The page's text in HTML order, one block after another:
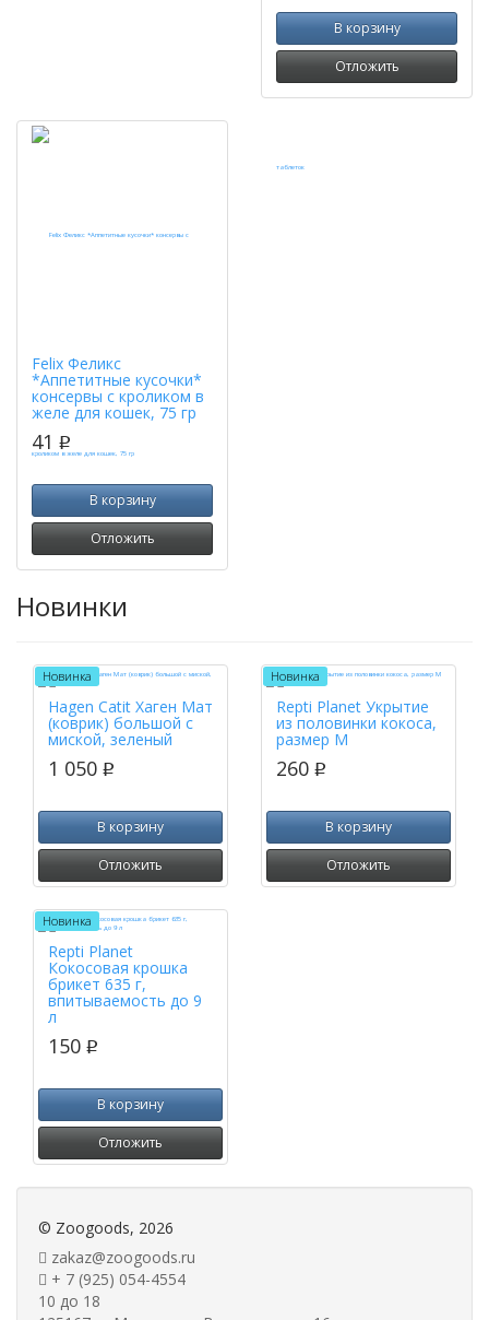
В корзину
Отложить
Felix Феликс
*Аппетитные кусочки*
консервы с кроликом в
желе для кошек, 75 гр
41 p
В корзину
Отложить
Новинки
Новинка
Hagen Catit Хаген Мат
(коврик) большой с
миской, зеленый
1 050 p
В корзину
Отложить
Новинка
Repti Planet Укрытие
из половинки кокоса,
размер M
260 p
В корзину
Отложить
Новинка
Repti Planet
Кокосовая крошка
брикет 635 г,
впитываемость до 9
л
150 p
В корзину
Отложить
© Zoogoods, 2026
zakaz@zoogoods.ru
+ 7 (925) 054-4554
10 до 18